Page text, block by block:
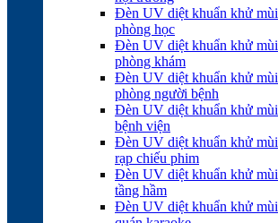
Đèn UV diệt khuẩn khử mùi
phòng học
Đèn UV diệt khuẩn khử mùi
phòng khám
Đèn UV diệt khuẩn khử mùi
phòng người bệnh
Đèn UV diệt khuẩn khử mùi
bệnh viện
Đèn UV diệt khuẩn khử mùi
rạp chiếu phim
Đèn UV diệt khuẩn khử mùi
tầng hầm
Đèn UV diệt khuẩn khử mùi